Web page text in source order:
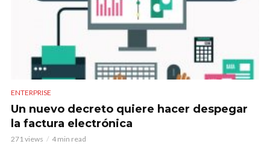
ENTERPRISE
Un nuevo decreto quiere hacer despegar
la factura electrónica
271 views 4 min read